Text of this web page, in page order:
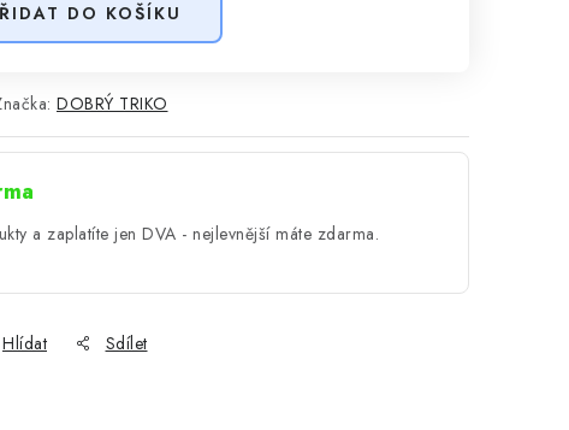
DO KOŠÍKU
DOBRÝ TRIKO
a zaplatíte jen DVA - nejlevnější máte zdarma.
Hlídat Sdílet